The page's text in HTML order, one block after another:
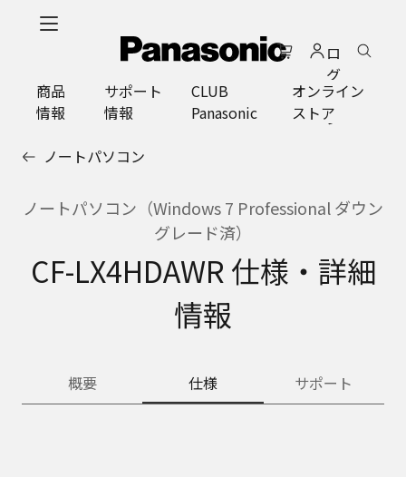
ロ
グ
イ
ン
商品
情報
サポート
情報
CLUB
Panasonic
オンライン
ストア
ノートパソコン
ノートパソコン（Windows 7 Professional ダウン
グレード済）
CF-LX4HDAWR 仕様・詳細
情報
概要 仕様 サポート